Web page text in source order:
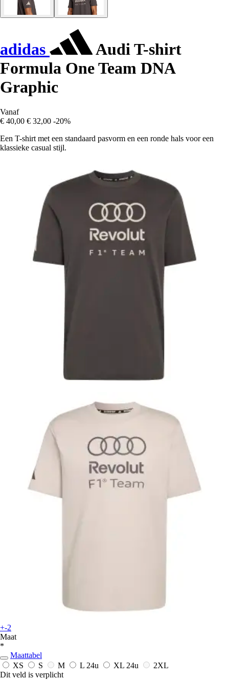
adidas
Audi T-shirt
Formula One Team DNA
Graphic
Vanaf
€ 40,00 € 32,00 -20%
Een T-shirt met een standaard pasvorm en een ronde hals voor een
klassieke casual stijl.
+-2
Maat
*
Maattabel
XS
S M L 24u XL 24u
2XL
Dit veld is verplicht